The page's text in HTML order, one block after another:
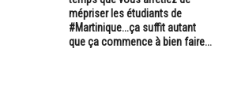
mépriser les étudiants de
#Martinique...ça suffit autant
que ça commence à bien faire...